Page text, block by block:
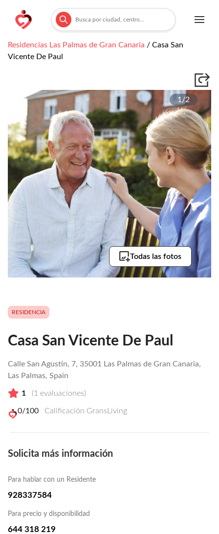
Residencias Las Palmas de Gran Canaria / Casa San
Vicente De Paul
1/2
Todas las fotos
RESIDENCIA
Casa San Vicente De Paul
Calle San Agustín, 7, 35001 Las Palmas de Gran Canaria,
Las Palmas, Spain
1 (1 evaluaciones)
0/100 Calificación GransLiving
Solicita más información
Para hablar con un Residente
928337584
Para precio y disponibilidad
644 318 219